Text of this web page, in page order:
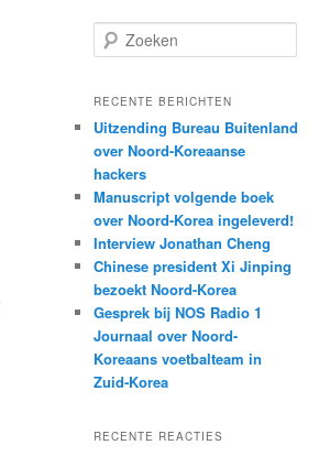
o
k
n
RECENTE BERICHTEN
Uitzending Bureau Buitenland
over Noord-Koreaanse
hackers
Manuscript volgende boek
over Noord-Korea ingeleverd!
Interview Jonathan Cheng
Chinese president Xi Jinping
bezoekt Noord-Korea
Gesprek bij NOS Radio 1
Journaal over Noord-
Koreaans voetbalteam in
Zuid-Korea
RECENTE REACTIES